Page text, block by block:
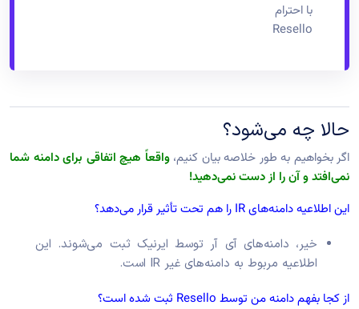
با احترام
Resello
حالا چه می‌شود؟
اگر بخواهیم به طور خلاصه بیان کنیم،واقعاً هیچ اتفاقی برای دامنه شما
نمی‌افتد و آن را از دست نمی‌دهید!
این اطلاعیه دامنه‌های IR را هم تحت تأثیر قرار می‌دهد؟
خیر، دامنه‌های آی آر توسط ایرنیک ثبت می‌شوند. این
اطلاعیه مربوط به دامنه‌های غیر IR است.
از کجا بفهم دامنه من توسط Resello ثبت شده است؟